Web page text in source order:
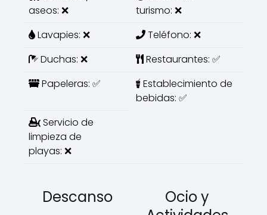
aseos: ❌
turismo: ❌
Lavapies: ❌
Teléfono: ❌
Duchas: ❌
Restaurantes: ✅
Papeleras: ✅
Establecimiento de
bebidas: ✅
Servicio de
limpieza de
playas: ❌
Descanso
Ocio y